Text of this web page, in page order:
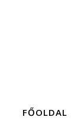
FŐOLDAL